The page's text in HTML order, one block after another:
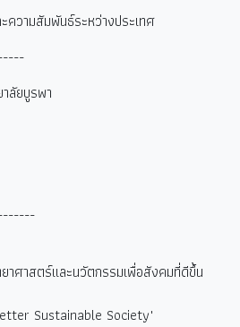
ความสัมพันธ์ระหว่างประเทศ
ลัยบูรพา
าศาสตร์และนวัตกรรมเพื่อสังคมที่ดีขึ้น
Sustainable Society"